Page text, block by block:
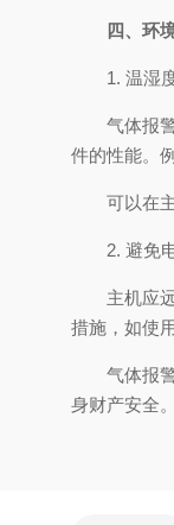
四、环
1. 温湿
气体报
件的性能。
可以在
2. 避免
主机应
措施，如使
气体报
身财产安全。